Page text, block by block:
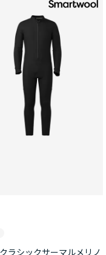
ラシックサーマルメリノ